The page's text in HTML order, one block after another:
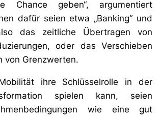
Chance geben“, argumentiert
dafür seien etwa „Banking“ und
das zeitliche Übertragen von
oder das Verschieben
von Grenzwerten.
ihre Schlüsselrolle in der
spielen kann, seien
wie eine gut